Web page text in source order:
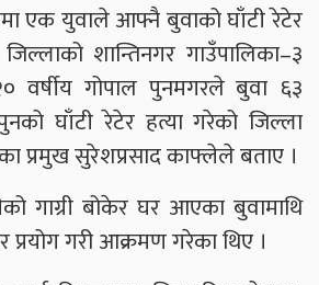
एक युवाले आफ्नै बुवाको घाँटी रेटेर
शान्तिनगर गाउँपालिका–३
वर्षीय गोपाल पुनमगरले बुवा ६३
घाँटी रेटेर हत्या गरेको जिल्ला
प्रमुख सुरेशप्रसाद काफ्लेले बताए ।
गाग्री बोकेर घर आएका बुवामाथि
प्रयोग गरी आक्रमण गरेका थिए ।